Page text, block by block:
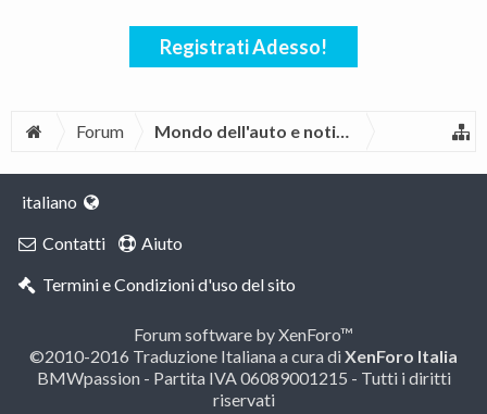
Registrati Adesso!
Forum Mondo dell'auto e notizie BMW
italiano
Contatti
Aiuto
Termini e Condizioni d'uso del sito
Forum software by XenForo™
©2010-2016 Traduzione Italiana a cura diXenForo Italia
BMWpassion - Partita IVA 06089001215 - Tutti i diritti
riservati